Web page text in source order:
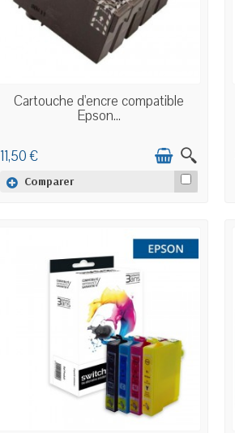
EN STOCK
Cartouche d'encre compatible
Epson...
11,50 €
Comparer